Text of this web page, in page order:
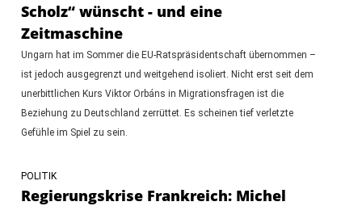
Scholz“ wünscht - und eine
Zeitmaschine
Ungarn hat im Sommer die EU-Ratspräsidentschaft übernommen –
ist jedoch ausgegrenzt und weitgehend isoliert. Nicht erst seit dem
unerbittlichen Kurs Viktor Orbáns in Migrationsfragen ist die
Beziehung zu Deutschland zerrüttet. Es scheinen tief verletzte
Gefühle im Spiel zu sein.
POLITIK
Regierungskrise Frankreich: Michel